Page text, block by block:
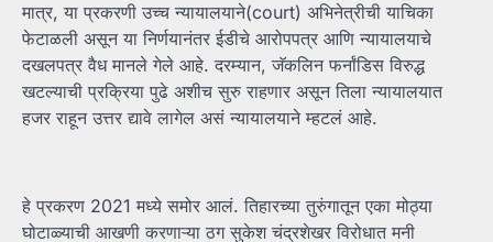
मात्र, या प्रकरणी उच्च न्यायालयाने(court) अभिनेत्रीची याचिका
फेटाळली असून या निर्णयानंतर ईडीचे आरोपपत्र आणि न्यायालयाचे
दखलपत्र वैध मानले गेले आहे. दरम्यान, जॅकलिन फर्नांडिस विरुद्ध
खटल्याची प्रक्रिया पुढे अशीच सुरु राहणार असून तिला न्यायालयात
हजर राहून उत्तर द्यावे लागेल असं न्यायालयाने म्हटलं आहे.
हे प्रकरण 2021 मध्ये समोर आलं. तिहारच्या तुरुंगातून एका मोठ्या
घोटाळ्याची आखणी करणाऱ्या ठग सुकेश चंद्रशेखर विरोधात मनी